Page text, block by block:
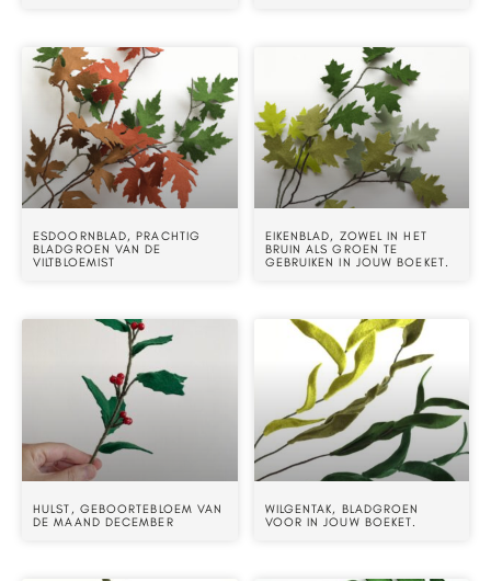
ESDOORNBLAD, PRACHTIG
BLADGROEN VAN DE
VILTBLOEMIST
EIKENBLAD, ZOWEL IN HET
BRUIN ALS GROEN TE
GEBRUIKEN IN JOUW BOEKET.
HULST, GEBOORTEBLOEM VAN
DE MAAND DECEMBER
WILGENTAK, BLADGROEN
VOOR IN JOUW BOEKET.